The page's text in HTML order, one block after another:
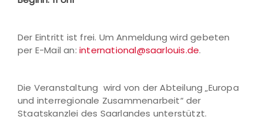
Der Eintritt ist frei. Um Anmeldung wird gebeten
per E-Mail an: international@saarlouis.de.
Die Veranstaltung wird von der Abteilung „Europa
und interregionale Zusammenarbeit“ der
Staatskanzlei des Saarlandes unterstützt.